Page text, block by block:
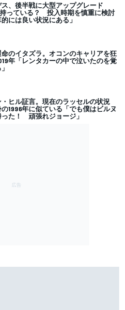
ス、後半戦に大型アップグレード
持っている？ 投入時期を慎重に検討
には良い状況にある」
命のイタズラ。オコンのキャリアを狂
年「レンタカーの中で泣いたのを覚
ヒル証言。現在のラッセルの状況
1996年に似ている「でも僕はビルヌ
った！ 頑張れジョージ」